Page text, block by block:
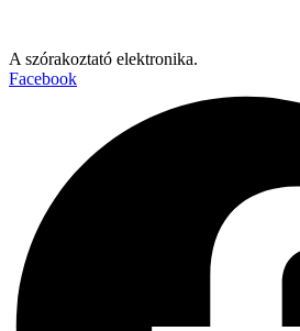
A szórakoztató elektronika.
Facebook